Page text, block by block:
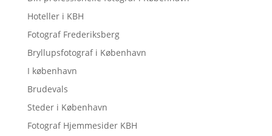
Hoteller i KBH
Fotograf Frederiksberg
Bryllupsfotograf i København
I københavn
Brudevals
Steder i København
Fotograf Hjemmesider KBH